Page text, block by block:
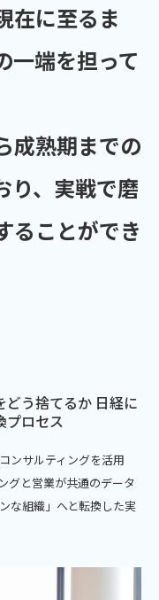
在に至るま
一端を担って
成熟期までの
り、実戦で磨
ることができ
う捨てるか 日経に
プロセス
ンサルティングを活用
グと営業が共通のデータ
な組織」へと転換した実